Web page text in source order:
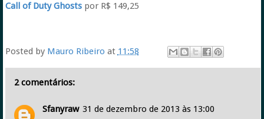
Call of Duty Ghostspor R$ 149,25
Posted by Mauro Ribeiro at 11:58
2 comentários:
Sfanyraw 31 de dezembro de 2013 às 13:00